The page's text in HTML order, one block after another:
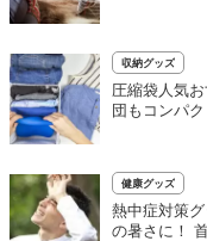
収納グッズ
圧縮袋人気
団もコンパ
健康グッズ
熱中症対策
の暑さに！